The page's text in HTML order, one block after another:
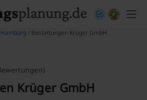
/ Bestattungen Krüger GmbH
Krüger GmbH